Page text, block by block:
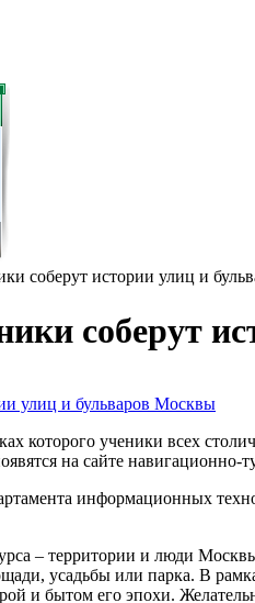
соберут истории улиц и
соберут
которого ученики всех
на сайте навигационно-
информационных
– территории и люди
усадьбы или парка. В
и бытом его эпохи.